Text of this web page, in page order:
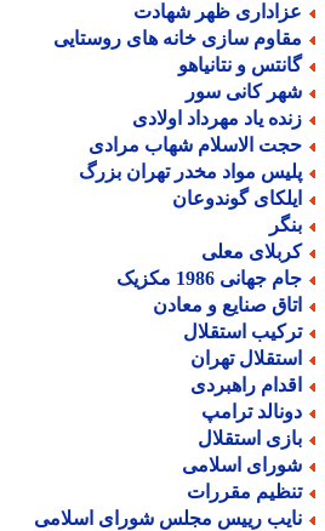
ظهر شهادت
سازی خانه های روستایی
و نتانیاهو
کانی سور
یاد مهرداد اولادی
الاسلام شهاب مرادی
مواد مخدر تهران بزرگ
گوندوعان
معلی
جهانی 1986 مکزیک
صنایع و معادن
استقلال
تهران
راهبردی
ترامپ
استقلال
اسلامی
مقررات
رییس مجلس شورای اسلامی